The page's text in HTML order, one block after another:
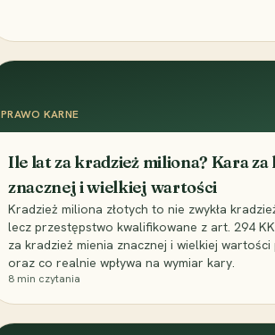
PRAWO KARNE
Ile lat za kradzież miliona? Kara za
znacznej i wielkiej wartości
Kradzież miliona złotych to nie zwykła
lecz przestępstwo kwalifikowane z art. 294
za kradzież mienia znacznej i wielkiej
oraz co realnie wpływa na wymiar kary.
8 min czytania